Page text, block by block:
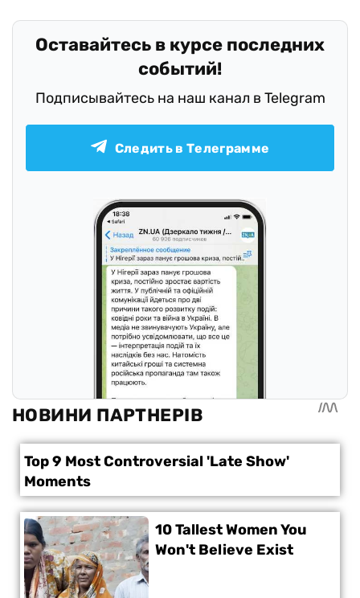
Оставайтесь в курсе последних
событий!
Подписывайтесь на наш канал в Telegram
Следить в Телеграмме